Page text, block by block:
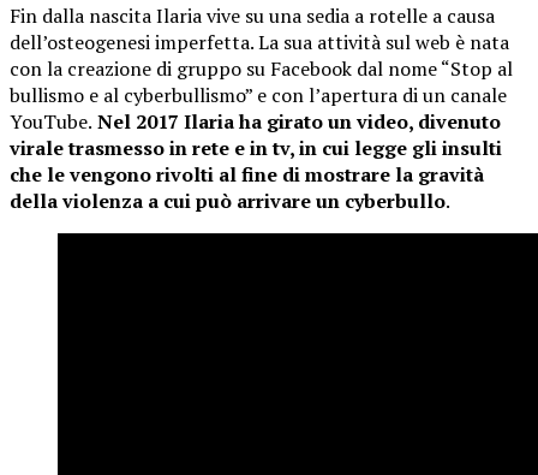
Fin dalla nascita Ilaria vive su una sedia a rotelle a causa
dell’osteogenesi imperfetta. La sua attività sul web è nata
con la creazione di gruppo su Facebook dal nome “Stop al
bullismo e al cyberbullismo” e con l’apertura di un canale
YouTube. Nel 2017 Ilaria ha girato un video, divenuto
virale trasmesso in rete e in tv, in cui legge gli insulti
che le vengono rivolti al fine di mostrare la gravità
della violenza a cui può arrivare un cyberbullo.